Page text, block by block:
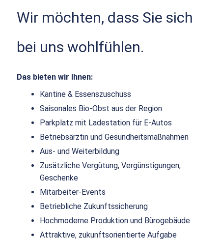
Wir möchten, dass Sie sich
bei uns wohlfühlen.
Das bieten wir Ihnen:
Kantine & Essenszuschuss
Saisonales Bio-Obst aus der Region
Parkplatz mit Ladestation für E-Autos
Betriebsärztin und Gesundheitsmaßnahmen
Aus- und Weiterbildung
Zusätzliche Vergütung, Vergünstigungen,
Geschenke
Mitarbeiter-Events
Betriebliche Zukunftssicherung
Hochmoderne Produktion und Bürogebäude
Attraktive, zukunftsorientierte Aufgabe